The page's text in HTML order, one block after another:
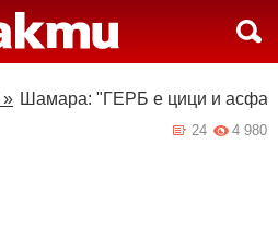
» Шамара: "ГЕРБ е цици и
4 980
24